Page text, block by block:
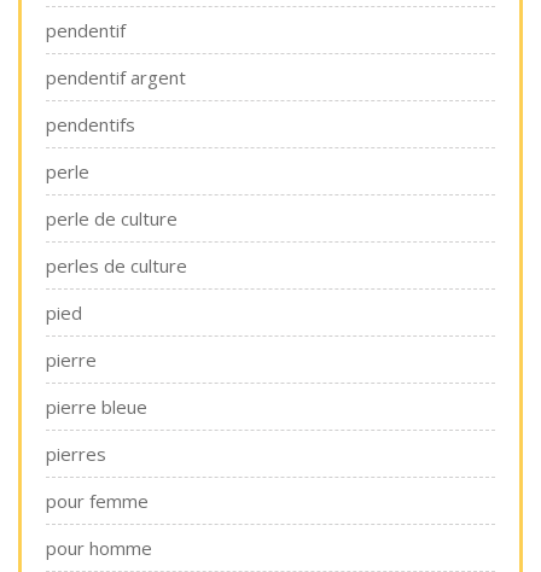
pendentif
pendentif argent
pendentifs
perle
perle de culture
perles de culture
pied
pierre
pierre bleue
pierres
pour femme
pour homme